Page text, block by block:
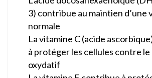
3) contribue au maintien d’une
normale
La vitamine C (acide
à protéger les cellules contre le
oxydatif